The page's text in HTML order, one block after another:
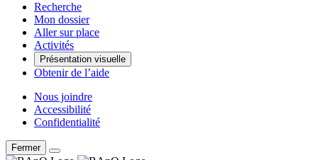
Recherche
Mon dossier
Aller sur place
Activités
Présentation visuelle
Obtenir de l’aide
Nous joindre
Accessibilité
Confidentialité
Fermer